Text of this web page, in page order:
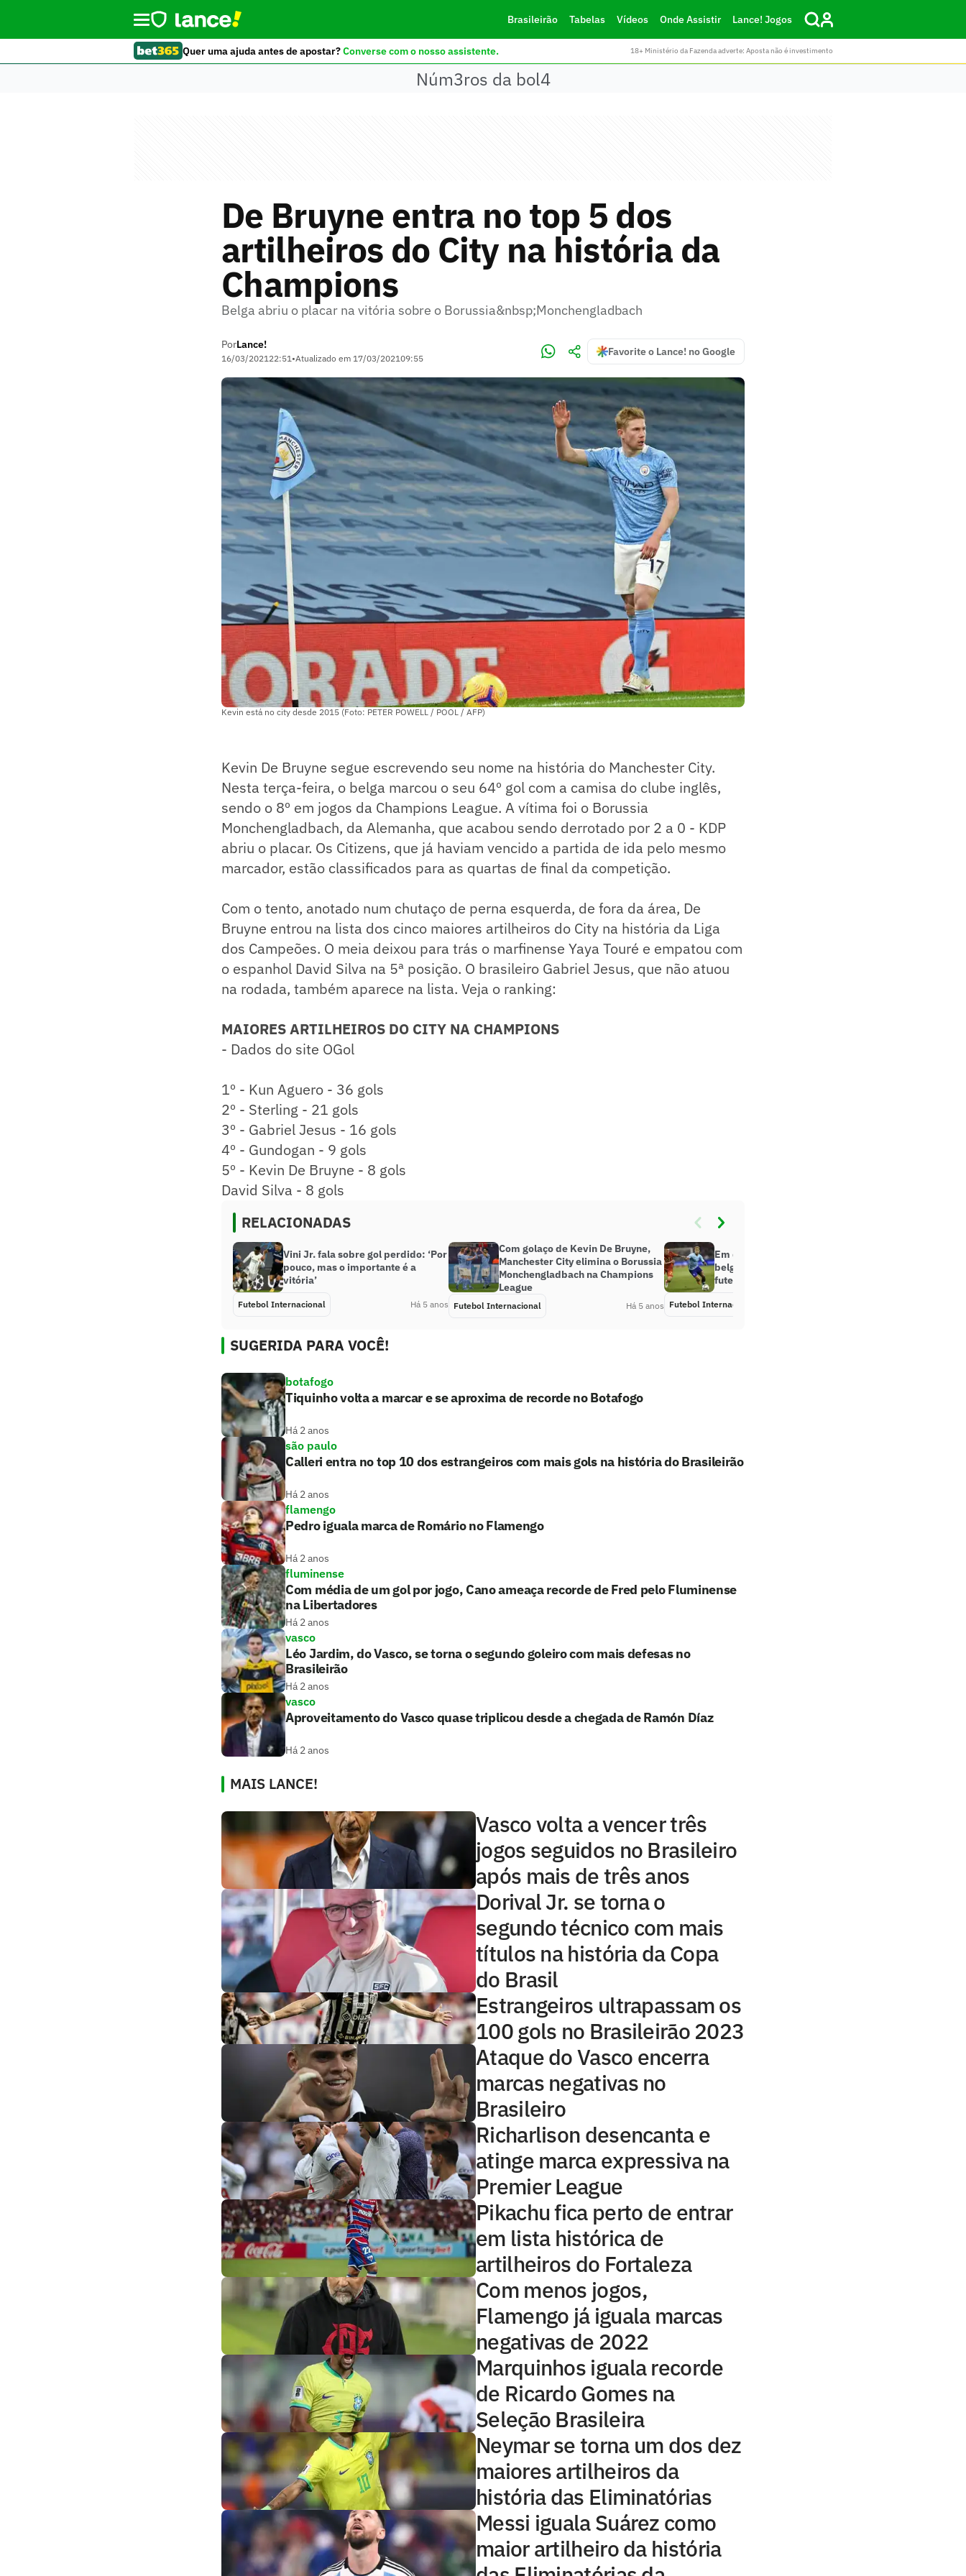
Brasileirão Tabelas Vídeos Onde Assistir Lance! Jogos
Quer uma ajuda antes de apostar?Converse com o nosso assistente. 18+ Ministério da Fazenda adverte: Aposta não é investimento
Núm3ros da bol4
De Bruyne entra no top 5 dos
artilheiros do City na história da
Champions
Belga abriu o placar na vitória sobre o Borussia&nbsp;Monchengladbach
PorLance!
16/03/202122:51•Atualizado em 17/03/202109:55
Favorite o Lance! no Google
Kevin está no city desde 2015 (Foto: PETER POWELL / POOL / AFP)
Kevin De Bruyne segue escrevendo seu nome na história do Manchester City.
Nesta terça-feira, o belga marcou o seu 64º gol com a camisa do clube inglês,
sendo o 8º em jogos da Champions League. A vítima foi o Borussia
Monchengladbach, da Alemanha, que acabou sendo derrotado por 2 a 0 - KDP
abriu o placar. Os Citizens, que já haviam vencido a partida de ida pelo mesmo
marcador, estão classificados para as quartas de final da competição.
Com o tento, anotado num chutaço de perna esquerda, de fora da área, De
Bruyne entrou na lista dos cinco maiores artilheiros do City na história da Liga
dos Campeões. O meia deixou para trás o marfinense Yaya Touré e empatou com
o espanhol David Silva na 5ª posição. O brasileiro Gabriel Jesus, que não atuou
na rodada, também aparece na lista. Veja o ranking:
MAIORES ARTILHEIROS DO CITY NA CHAMPIONS
- Dados do site OGol
1º - Kun Aguero - 36 gols
2º - Sterling - 21 gols
3º - Gabriel Jesus - 16 gols
4º - Gundogan - 9 gols
5º - Kevin De Bruyne - 8 gols
David Silva - 8 gols
RELACIONADAS
Vini Jr. fala sobre gol perdido: ‘Por
pouco, mas o importante é a
vitória’
Futebol Internacional Há 5 anos
Com golaço de Kevin De Bruyne,
Manchester City elimina o Borussia
Monchengladbach na Champions
League
Futebol Internacional Há 5 anos
Em decisão unânime, clubes
belgas aprovam fusão com o
futebol holandês
Futebol Internacional
SUGERIDA PARA VOCÊ!
botafogo
Tiquinho volta a marcar e se aproxima de recorde no Botafogo
Há 2 anos
são paulo
Calleri entra no top 10 dos estrangeiros com mais gols na história do Brasileirão
Há 2 anos
flamengo
Pedro iguala marca de Romário no Flamengo
Há 2 anos
fluminense
Com média de um gol por jogo, Cano ameaça recorde de Fred pelo Fluminense
na Libertadores
Há 2 anos
vasco
Léo Jardim, do Vasco, se torna o segundo goleiro com mais defesas no
Brasileirão
Há 2 anos
vasco
Aproveitamento do Vasco quase triplicou desde a chegada de Ramón Díaz
Há 2 anos
MAIS LANCE!
Vasco volta a vencer três
jogos seguidos no Brasileiro
após mais de três anos
Dorival Jr. se torna o
segundo técnico com mais
títulos na história da Copa
do Brasil
Estrangeiros ultrapassam os
100 gols no Brasileirão 2023
Ataque do Vasco encerra
marcas negativas no
Brasileiro
Richarlison desencanta e
atinge marca expressiva na
Premier League
Pikachu fica perto de entrar
em lista histórica de
artilheiros do Fortaleza
Com menos jogos,
Flamengo já iguala marcas
negativas de 2022
Marquinhos iguala recorde
de Ricardo Gomes na
Seleção Brasileira
Neymar se torna um dos dez
maiores artilheiros da
história das Eliminatórias
Messi iguala Suárez como
maior artilheiro da história